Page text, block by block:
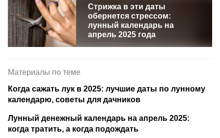
Стрижка в эти даты
обернется стрессом:
лунный календарь на
апрель 2025 года
Материалы по теме
Когда сажать лук в 2025: лучшие даты по лунному
календарю, советы для дачников
Лунный денежный календарь на апрель 2025:
когда тратить, а когда подождать